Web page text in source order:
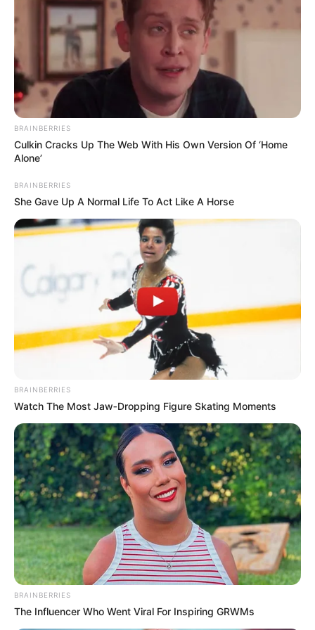
Wanderung zumSchloss
kombiniert werden. Direkt hinter
dem Bad führt der Mariannensteg über die Schwarza. Von
dort kann auf mehreren steilen Pfaden hinaufgewandert
werden, während direkt am Fluss ein Wanderweg in den
unteren Ort von Schwarzburg mit dem Forstbotanischen
Garten führt.
umliegenden Urlaubsregion des Thüringer
Waldes auf Hotel.de suchen und online
buchen.
Badeziele, Sehenswürdigkeiten, Freizeitangebote
und Museen im näheren und weiteren Umkreis von
Freibad Schwarzburg:
Umkreissuche Tourismus Schwarzburg
Museen in und um Schwarzburg
Kinderausflugsziele für Schwarzburg
Kindergeburtstag feiern
Schlösser und Burgen in und um Schwarzburg
Tagesausflugsziele für Schwarzburg
Bademöglichkeiten
Wandern
Ausflug mit der Bahn
Kinoprogramm
Angebote für Behinderte
Fremdenverkehrsamt und Tourist Information
BRAINBERRIES
Culkin Cracks Up The Web With His Own Version Of ‘Home
Alone’
BRAINBERRIES
She Gave Up A Normal Life To Act Like A Horse
BRAINBERRIES
Watch The Most Jaw‑Dropping Figure Skating Moments
BRAINBERRIES
The Influencer Who Went Viral For Inspiring GRWMs